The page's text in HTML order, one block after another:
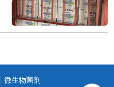
丨微生物菌剂